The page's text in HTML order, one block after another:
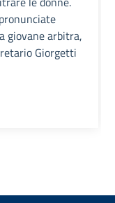
giovane arbitra,
Giorgetti